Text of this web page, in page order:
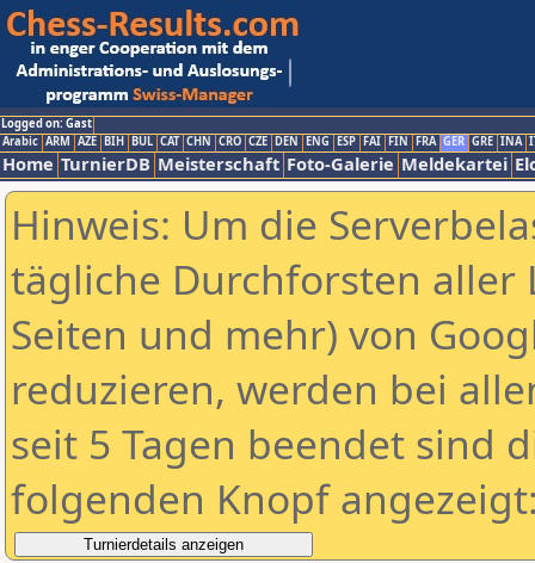
Logged on: Gast
Arabic ARM AZE BIH BUL CAT CHN CRO CZE DEN ENG ESP FAI FIN FRA GER GRE INA
Home TurnierDB Meisterschaft Foto-Galerie Meldekartei
Hinweis: Um die
tägliche Durchforsten aller
Seiten und mehr) von
reduzieren, werden bei
seit 5 Tagen beendet sind
folgenden Knopf